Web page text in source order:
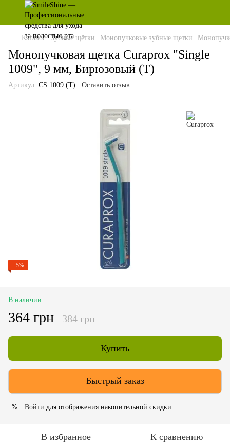
Каталог Зубные щётки Монопучковые зубные щетки
Монопучковая щетка Curaprox "Single
1009", 9 мм, Бирюзовый (T)
Артикул: CS 1009 (T) Оставить отзыв
−5%
В наличии
364 грн 384 грн
Купить
Быстрый заказ
% Войти для отображения накопительной скидки
В избранное К сравнению